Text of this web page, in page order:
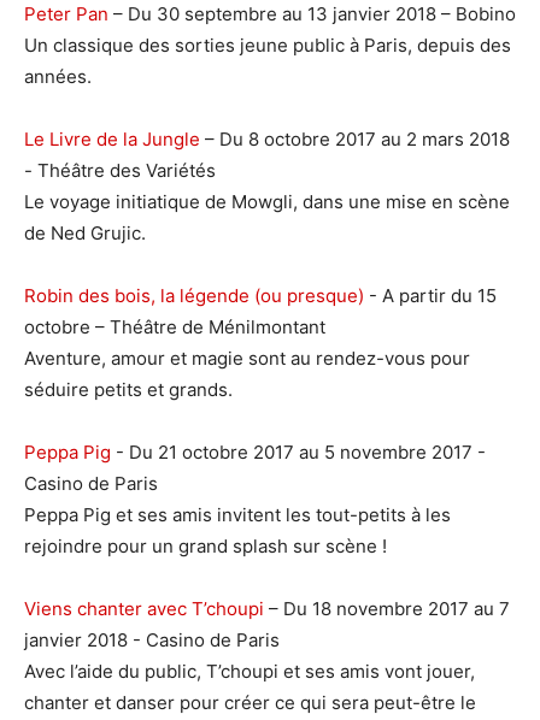
Peter Pan – Du 30 septembre au 13 janvier 2018 – Bobino
Un classique des sorties jeune public à Paris, depuis des
années.
Le Livre de la Jungle – Du 8 octobre 2017 au 2 mars 2018
- Théâtre des Variétés
Le voyage initiatique de Mowgli, dans une mise en scène
de Ned Grujic.
Robin des bois, la légende (ou presque) - A partir du 15
octobre – Théâtre de Ménilmontant
Aventure, amour et magie sont au rendez-vous pour
séduire petits et grands.
Peppa Pig - Du 21 octobre 2017 au 5 novembre 2017 -
Casino de Paris
Peppa Pig et ses amis invitent les tout-petits à les
rejoindre pour un grand splash sur scène !
Viens chanter avec T’choupi – Du 18 novembre 2017 au 7
janvier 2018 - Casino de Paris
Avec l’aide du public, T’choupi et ses amis vont jouer,
chanter et danser pour créer ce qui sera peut-être le